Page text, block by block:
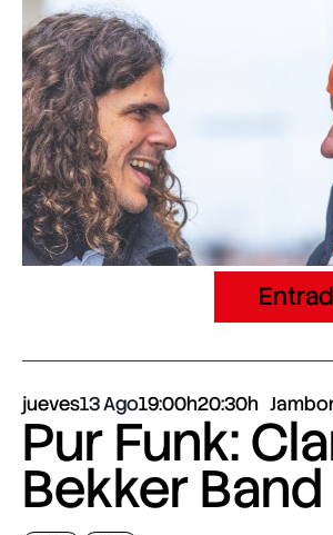
jueves13 Ago19:00h20:30h
Pur Funk:
Bekker Band